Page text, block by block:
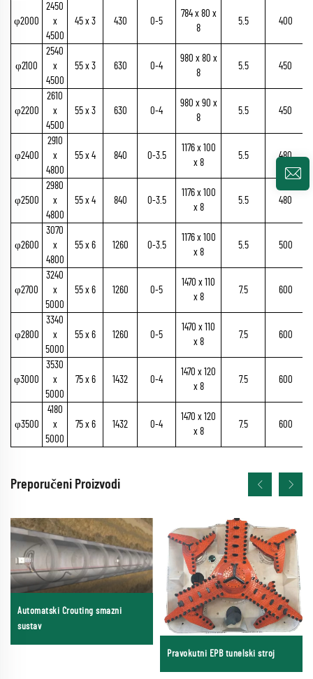
φ2000
2450
x
4500
45 x 3 430 0-5
784 x 80 x
8
5.5 400
φ2100
2540
x
4500
55 x 3 630 0-4
980 x 80 x
8
5.5 450
φ2200
2610
x
4500
55 x 3 630 0-4
980 x 90 x
8
5.5 450
φ2400
2910
x
4800
55 x 4 840 0-3.5
1176 x 100
x 8
5.5 480
φ2500
2980
x
4800
55 x 4 840 0-3.5
1176 x 100
x 8
5.5 480
φ2600
3070
x
4800
55 x 6 1260 0-3.5
1176 x 100
x 8
5.5 500
φ2700
3240
x
5000
55 x 6 1260 0-5
1470 x 110
x 8
7.5 600
φ2800
3340
x
5000
55 x 6 1260 0-5
1470 x 110
x 8
7.5 600
φ3000
3530
x
5000
75 x 6 1432 0-4
1470 x 120
x 8
7.5 600
φ3500
4180
x
5000
75 x 6 1432 0-4
1470 x 120
x 8
7.5 600
Preporučeni Proizvodi
Automatski Crouting smazni
sustav
Pravokutni EPB tunelski stroj